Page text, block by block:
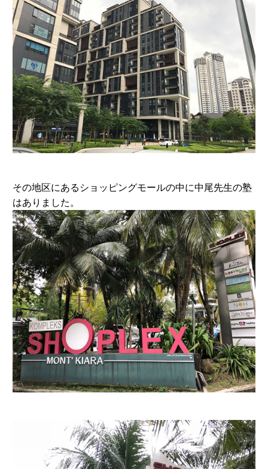
その地区にあるショッピングモールの中に中尾先生の塾
はありました。